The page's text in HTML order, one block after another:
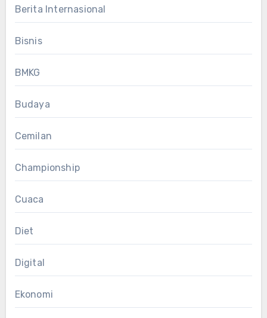
Berita Internasional
Bisnis
BMKG
Budaya
Cemilan
Championship
Cuaca
Diet
Digital
Ekonomi